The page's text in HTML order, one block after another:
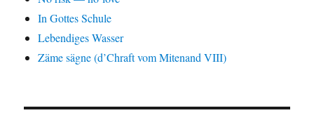
In Gottes Schule
Lebendiges Wasser
Zäme sägne (d’Chraft vom Mitenand VIII)